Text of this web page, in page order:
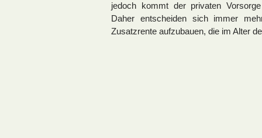
jedoch kommt der privaten
Daher entscheiden sich immer
Zusatzrente aufzubauen, die im Alter